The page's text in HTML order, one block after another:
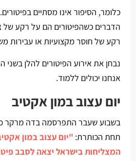
כלומר, הסיפור אינו מסתיים
הדברים כשהפיטורים הם על רקע של
רקע של חוסר מקצועיות או עבירות
נבחן את אירוע הפיטורים להלן בשני
אנחנו יכולים ללמוד.
יום עצוב במון אקטיב
בשבוע שעבר התפרסמה בדה מרקר
תחת הכותרת: "יום עצוב במון
המצליחות בישראל יצאה לסבב